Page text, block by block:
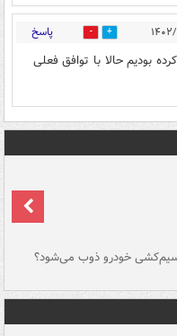
3 پاسخ
بودیم حالا با توافق فعلی
خودرو ذوب می‌شود؟